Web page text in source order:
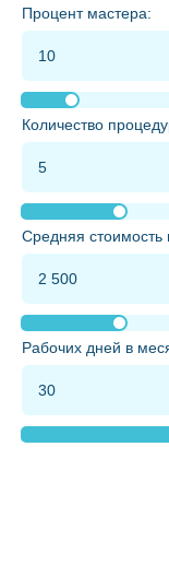
Процент мастера:
Количество
Средняя стоимость
Рабочих дней в